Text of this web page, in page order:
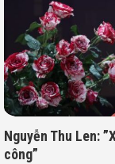
Nguyễn Thu Len:
công”